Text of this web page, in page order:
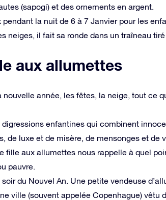
(sapogi) et des ornements en argent.
pendant la nuit de 6 à 7 Janvier pour les
neiges, il fait sa ronde dans un traîneau
aux allumettes
nouvelle année, les fêtes, la neige, tout ce
digressions enfantines qui combinent
de luxe et de misère, de mensonges et de
fille aux allumettes nous rappelle à quel
pauvre.
soir du Nouvel An. Une petite vendeuse
ville (souvent appelée Copenhague) vêtu